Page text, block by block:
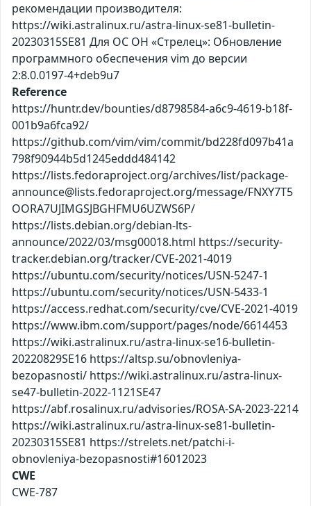
рекомендации производителя:
https://wiki.astralinux.ru/astra-linux-se81-bulletin-
20230315SE81 Для ОС ОН «Стрелец»: Обновление
программного обеспечения vim до версии
2:8.0.0197-4+deb9u7
Reference
https://huntr.dev/bounties/d8798584-a6c9-4619-b18f-
001b9a6fca92/
https://github.com/vim/vim/commit/bd228fd097b41a
798f90944b5d1245eddd484142
https://lists.fedoraproject.org/archives/list/package-
announce@lists.fedoraproject.org/message/FNXY7T5
OORA7UJIMGSJBGHFMU6UZWS6P/
https://lists.debian.org/debian-lts-
announce/2022/03/msg00018.html https://security-
tracker.debian.org/tracker/CVE-2021-4019
https://ubuntu.com/security/notices/USN-5247-1
https://ubuntu.com/security/notices/USN-5433-1
https://access.redhat.com/security/cve/CVE-2021-4019
https://www.ibm.com/support/pages/node/6614453
https://wiki.astralinux.ru/astra-linux-se16-bulletin-
20220829SE16 https://altsp.su/obnovleniya-
bezopasnosti/ https://wiki.astralinux.ru/astra-linux-
se47-bulletin-2022-1121SE47
https://abf.rosalinux.ru/advisories/ROSA-SA-2023-2214
https://wiki.astralinux.ru/astra-linux-se81-bulletin-
20230315SE81 https://strelets.net/patchi-i-
obnovleniya-bezopasnosti#16012023
CWE
CWE-787